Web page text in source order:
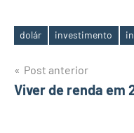
Tags
dolár investimento
Navegação
de
Post anterior
Viver de renda em